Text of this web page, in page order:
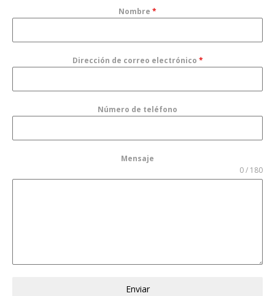
Nombre *
Dirección de correo electrónico *
Número de teléfono
Mensaje
0 / 180
Enviar